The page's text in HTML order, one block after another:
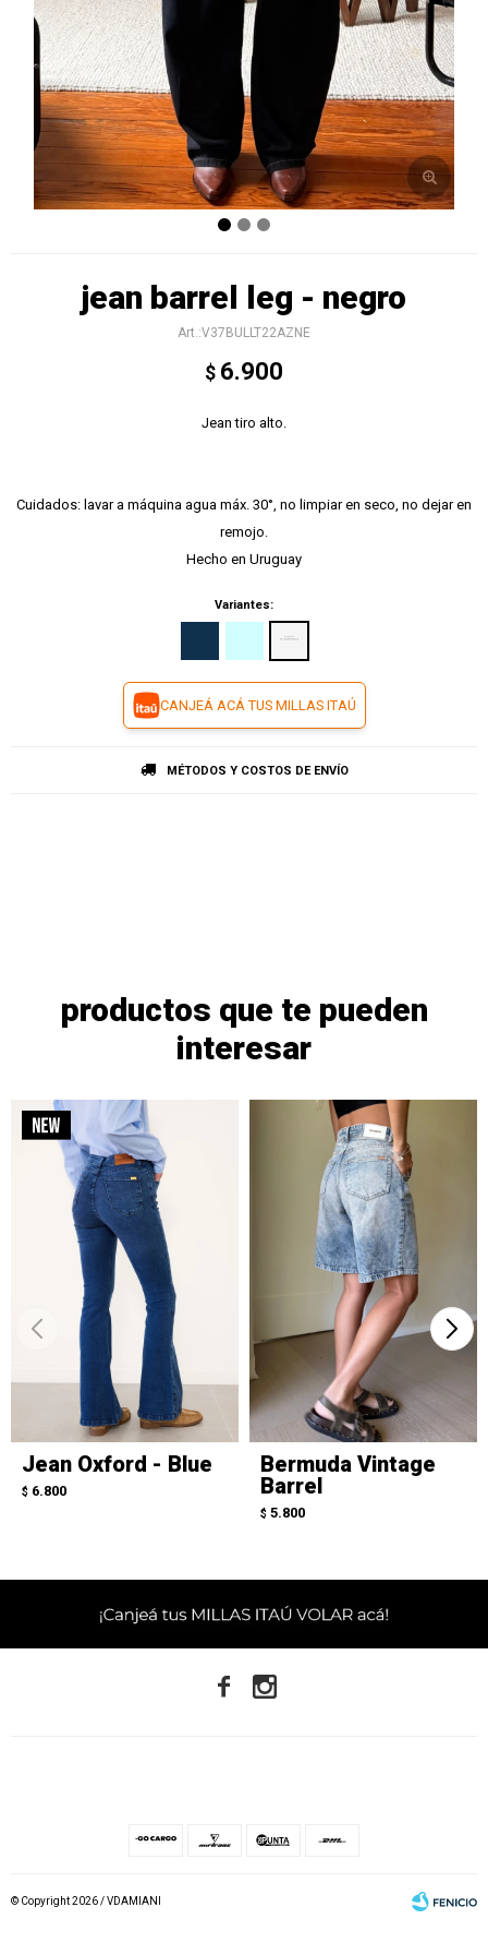
jean barrel leg - negro
V37BULLT22AZNE
$ 6.900
Jean tiro alto.
Cuidados: lavar a máquina agua máx. 30°, no limpiar en seco, no dejar en
remojo.
Hecho en Uruguay
Variantes:
CANJEÁ ACÁ TUS MILLAS ITAÚ
MÉTODOS Y COSTOS DE ENVÍO
productos que te pueden
interesar
Jean Oxford - Blue
$ 6.800
Bermuda Vintage
Barrel
$ 5.800
 
© Copyright 2026 / VDAMIANI